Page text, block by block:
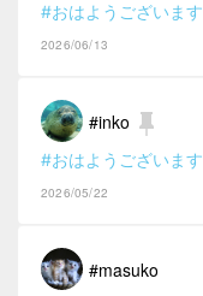
#おはようございます
2026/06/13
#inko
#おはようございます
2026/05/22
#masuko